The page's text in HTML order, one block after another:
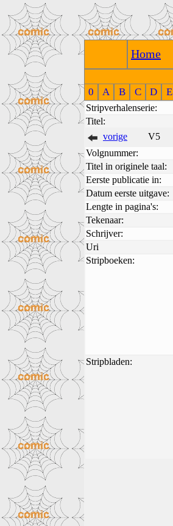
Home
0 A B C D E
Stripverhalenserie:
Titel:
vorige
V5
Volgnummer:
Titel in originele taal:
Eerste publicatie in:
Datum eerste uitgave:
Lengte in pagina's:
Tekenaar:
Schrijver:
Uri
Stripboeken:
Stripbladen: